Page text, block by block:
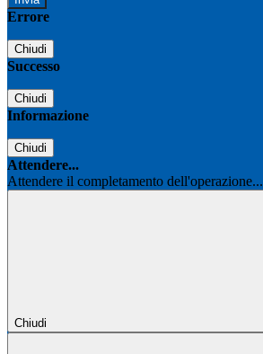
Errore
Chiudi
Successo
Chiudi
Informazione
Chiudi
Attendere...
Attendere il completamento dell'operazione...
Chiudi